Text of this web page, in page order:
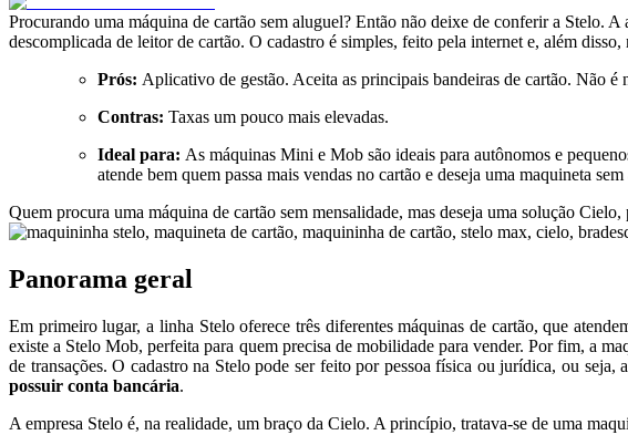
Procurando uma máquina de cartão sem aluguel? Então não deixe de conferir a Stelo.
descomplicada de leitor de cartão. O cadastro é simples, feito pela internet e, além disso,
Prós: Aplicativo de gestão. Aceita as principais bandeiras de cartão. Não é
Contras: Taxas um pouco mais elevadas.
Ideal para: As máquinas Mini e Mob são ideais para autônomos e
atende bem quem passa mais vendas no cartão e deseja uma maquineta
Quem procura uma máquina de cartão sem mensalidade, mas deseja uma solução
Panorama geral
Em primeiro lugar, a linha Stelo oferece três diferentes máquinas de cartão, que
existe a Stelo Mob, perfeita para quem precisa de mobilidade para vender. Por fim, a
de transações. O cadastro na Stelo pode ser feito por pessoa física ou jurídica, ou
possuir conta bancária.
A empresa Stelo é, na realidade, um braço da Cielo. A princípio, tratava-se de uma